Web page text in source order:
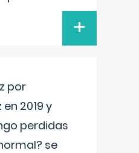
+
por
2019 y
perdidas
se